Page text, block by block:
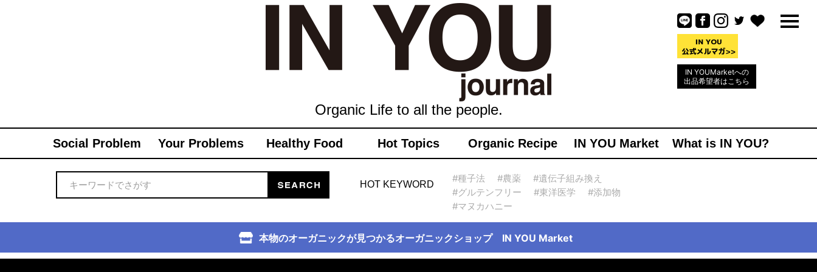
IN YOUMarketへの
出品希望者はこちら
Organic Life to all the people.
Social Problem Your Problems Healthy Food Hot Topics Organic Recipe IN YOU Market What is IN YOU?
HOT KEYWORD
#種子法 #農薬
#遺伝子組み換え
#グルテンフリー
#東洋医学
#添加物
#マヌカハニー
本物のオーガニックが見つかるオーガニックショップ IN YOU Market